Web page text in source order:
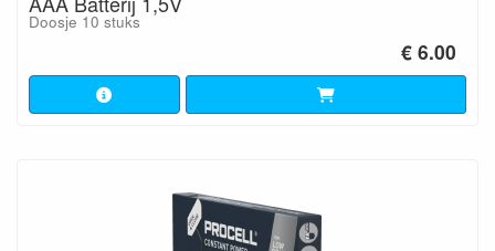
Doosje 10 stuks
€ 6.00